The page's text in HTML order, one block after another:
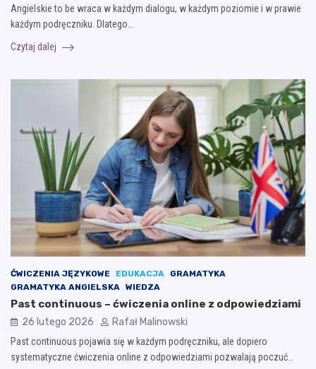
Angielskie to be wraca w każdym dialogu, w każdym poziomie i w prawie
każdym podręczniku. Dlatego…
Czytaj dalej
ĆWICZENIA JĘZYKOWE EDUKACJA
GRAMATYKA
GRAMATYKA ANGIELSKA WIEDZA
Past continuous – ćwiczenia online z odpowiedziami
26 lutego 2026 Rafał Malinowski
Past continuous pojawia się w każdym podręczniku, ale dopiero
systematyczne ćwiczenia online z odpowiedziami pozwalają poczuć…